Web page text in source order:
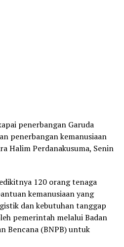
penerbangan Garuda
penerbangan kemanusiaan
Halim Perdanakusuma, Senin
120 orang tenaga
kemanusiaan yang
dan kebutuhan tanggap
pemerintah melalui Badan
Bencana (BNPB) untuk